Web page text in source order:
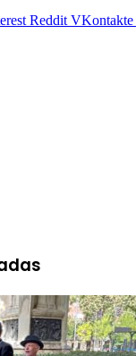
Reddit VKontakte